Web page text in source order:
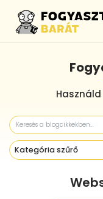
Kategória szűrő